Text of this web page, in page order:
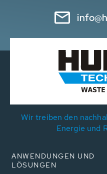
Wir treiben den
Energie und
ANWENDUNGEN UND
LÖSUNGEN